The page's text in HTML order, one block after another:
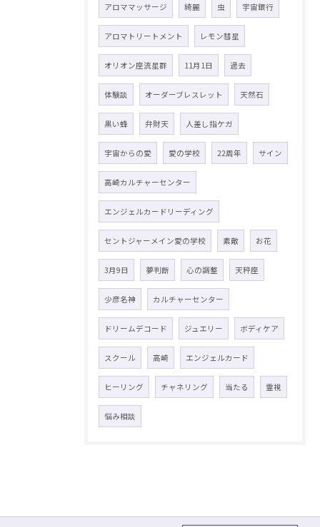
アロママッサージ 綺麗 虫 宇宙銀行
アロマトリートメント レモン彗星
オリオン座流星群 11月1日 過去
体験談 オーダーブレスレット 天然石
黒い蜂 弁財天 人差し指ケガ
宇宙からの愛 愛の学校 22周年 サイン
高崎カルチャーセンター
エンジェルカードリーディング
セントジャーメイン愛の学校 素敵 お花
3月9日 夢判断 心の調整 天秤座
少彦名神 カルチャーセンター
ドリームデコード ジュエリー ボディケア
スクール 高崎 エンジェルカード
ヒーリング チャネリング 当たる 霊視
悩み相談